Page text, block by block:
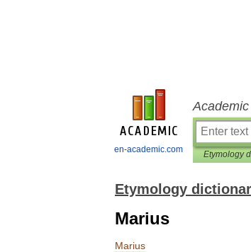
en-academic.com Etymology
Etymology
Marius
Marius